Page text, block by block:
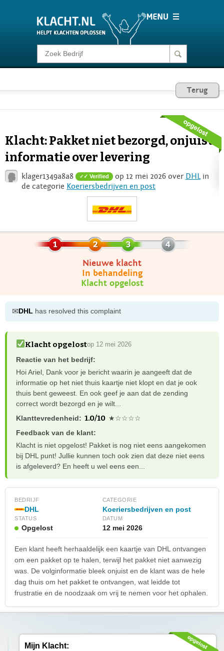
Klacht melden
Consumentenrecht
Voor Bedrijven
Login
Terug
Klacht: Pakket niet bezorgd, onjuiste
informatie over levering
klager1349a8a8 ✓ Verified op 12 mei 2026 over DHL in
de categorie Koeriersbedrijven en post
Nieuwe klacht
In behandeling
Klacht opgelost
✉DHL has resolved this complaint
Klacht opgelostop 12 mei 2026
Reactie van het bedrijf:
Hoi Ariel, Dank voor je bericht waarin je aangeeft dat de
informatie op het niet thuis kaartje niet klopt en dat je ook
thuis bent geweest. En ook geef je aan dat de zending
correct wordt bezorgd en je wilt...
Klanttevredenheid: 1.0/10 ★☆☆☆☆
Feedback van de klant:
Klacht is niet opgelost! Pakket is nog niet eens aangekomen
bij DHL punt! Jullie kunnen toch ook zien dat deze niet eens
is afgeleverd? En heeft u wel eens een...
BEDRIJF
DHL
CATEGORIE
Koeriersbedrijven en post
STATUS
Opgelost
DATUM
12 mei 2026
Een klant heeft herhaaldelijk een kaartje van DHL ontvangen
om een pakket op te halen, terwijl het pakket niet aanwezig
was. De volginformatie bleek onjuist en de klant was de hele
dag thuis om het pakket te ontvangen, wat leidde tot
frustratie en de noodzaak om vrij te nemen voor het ophalen.
Mijn Klacht: